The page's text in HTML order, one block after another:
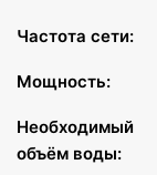
Модуль
Набор сменных
Элементы для
Набор
Комплект
Частота сети:
Мощность:
Необходимый
объём воды: